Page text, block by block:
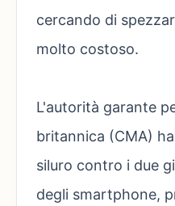
cercando di
molto costoso.
L'autorità garante
britannica (CMA)
siluro contro i due
degli smartphone,